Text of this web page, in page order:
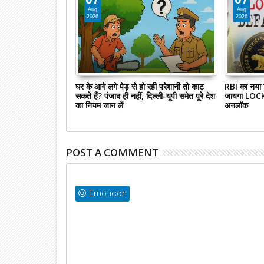
Aug
2026
घर के आगे लगे पेड़ से हो रही परेशानी तो काट
सकते हैं? पंजाब ही नहीं, दिल्‍ली-यूपी समेत पूरे देश
का नियम जान लें
Aug
2026
RBI का
जायगा
अनलॉक
POST A COMMENT
Emoticon